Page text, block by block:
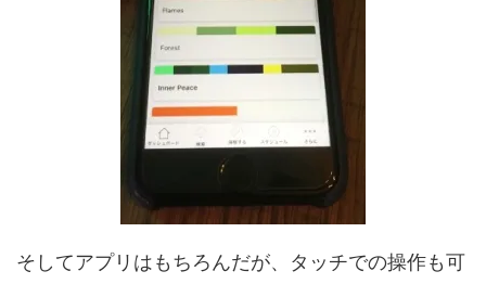
そしてアプリはもちろんだが、タッチでの操作も可